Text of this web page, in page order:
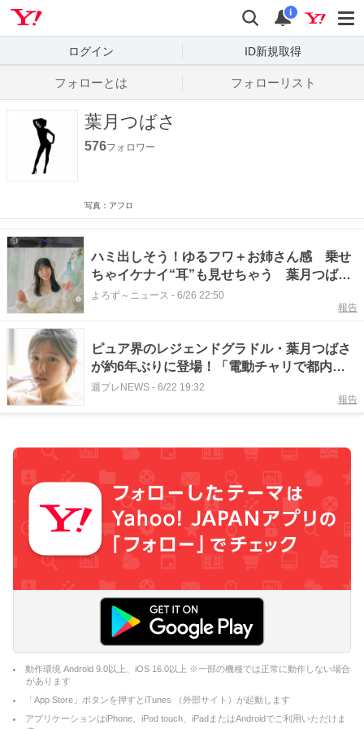
検索
通知
i
ログイン ID新規取得
フォローとは フォローリスト
葉月つばさ
576フォロワー
写真：アフロ
ハミ出しそう！ゆるフワ＋お姉さん感 乗せ
ちゃイケナイ“耳”も見せちゃう 葉月つばさ
「週プレ」登場
よろず～ニュース - 6/26 22:50
報告
ピュア界のレジェンドグラドル・葉月つばさ
が約6年ぶりに登場！「電動チャリで都内か
ら江の島まで行っちゃいました」
週プレNEWS - 6/22 19:32
報告
動作環境 Android 9.0以上、iOS 16.0以上 ※一部の機種では正常に動作しない場合
があります
「App Store」ボタンを押すとiTunes （外部サイト）が起動します
アプリケーションはiPhone、iPod touch、iPadまたはAndroidでご利用いただけま